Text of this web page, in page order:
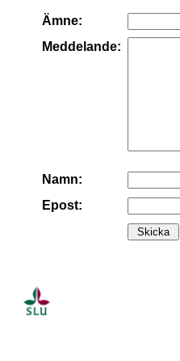
Ämne:
Meddelande:
Namn:
Epost: